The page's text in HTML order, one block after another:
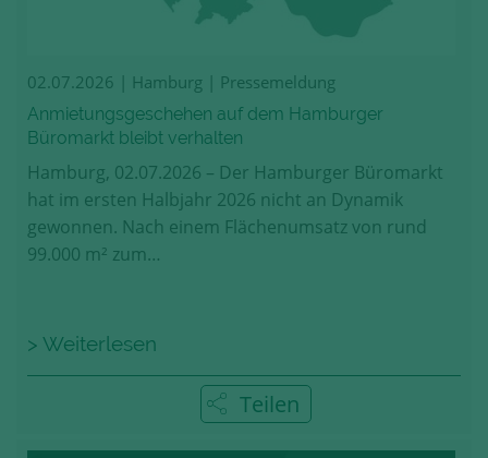
02.07.2026 | Hamburg | Pressemeldung
Anmietungsgeschehen auf dem Hamburger
Büromarkt bleibt verhalten
Hamburg, 02.07.2026 – Der Hamburger Büromarkt
hat im ersten Halbjahr 2026 nicht an Dynamik
gewonnen. Nach einem Flächenumsatz von rund
99.000 m² zum…
> Weiterlesen
Teilen